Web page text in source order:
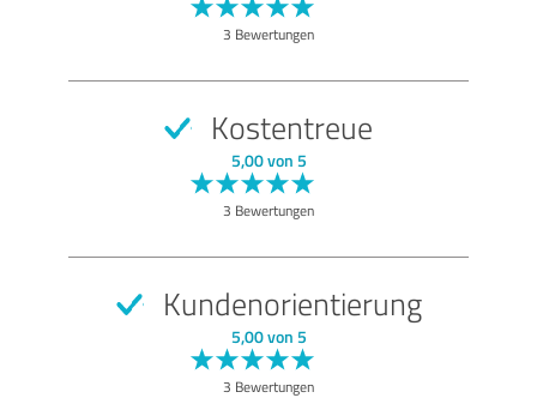
3 Bewertungen
Kostentreue
5,00 von 5
3 Bewertungen
Kundenorientierung
5,00 von 5
3 Bewertungen